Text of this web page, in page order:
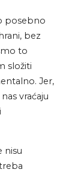
posebno
bez
to
složiti
Jer,
vraćaju
nisu